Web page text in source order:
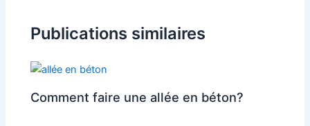
Publications similaires
Comment faire une allée en béton?